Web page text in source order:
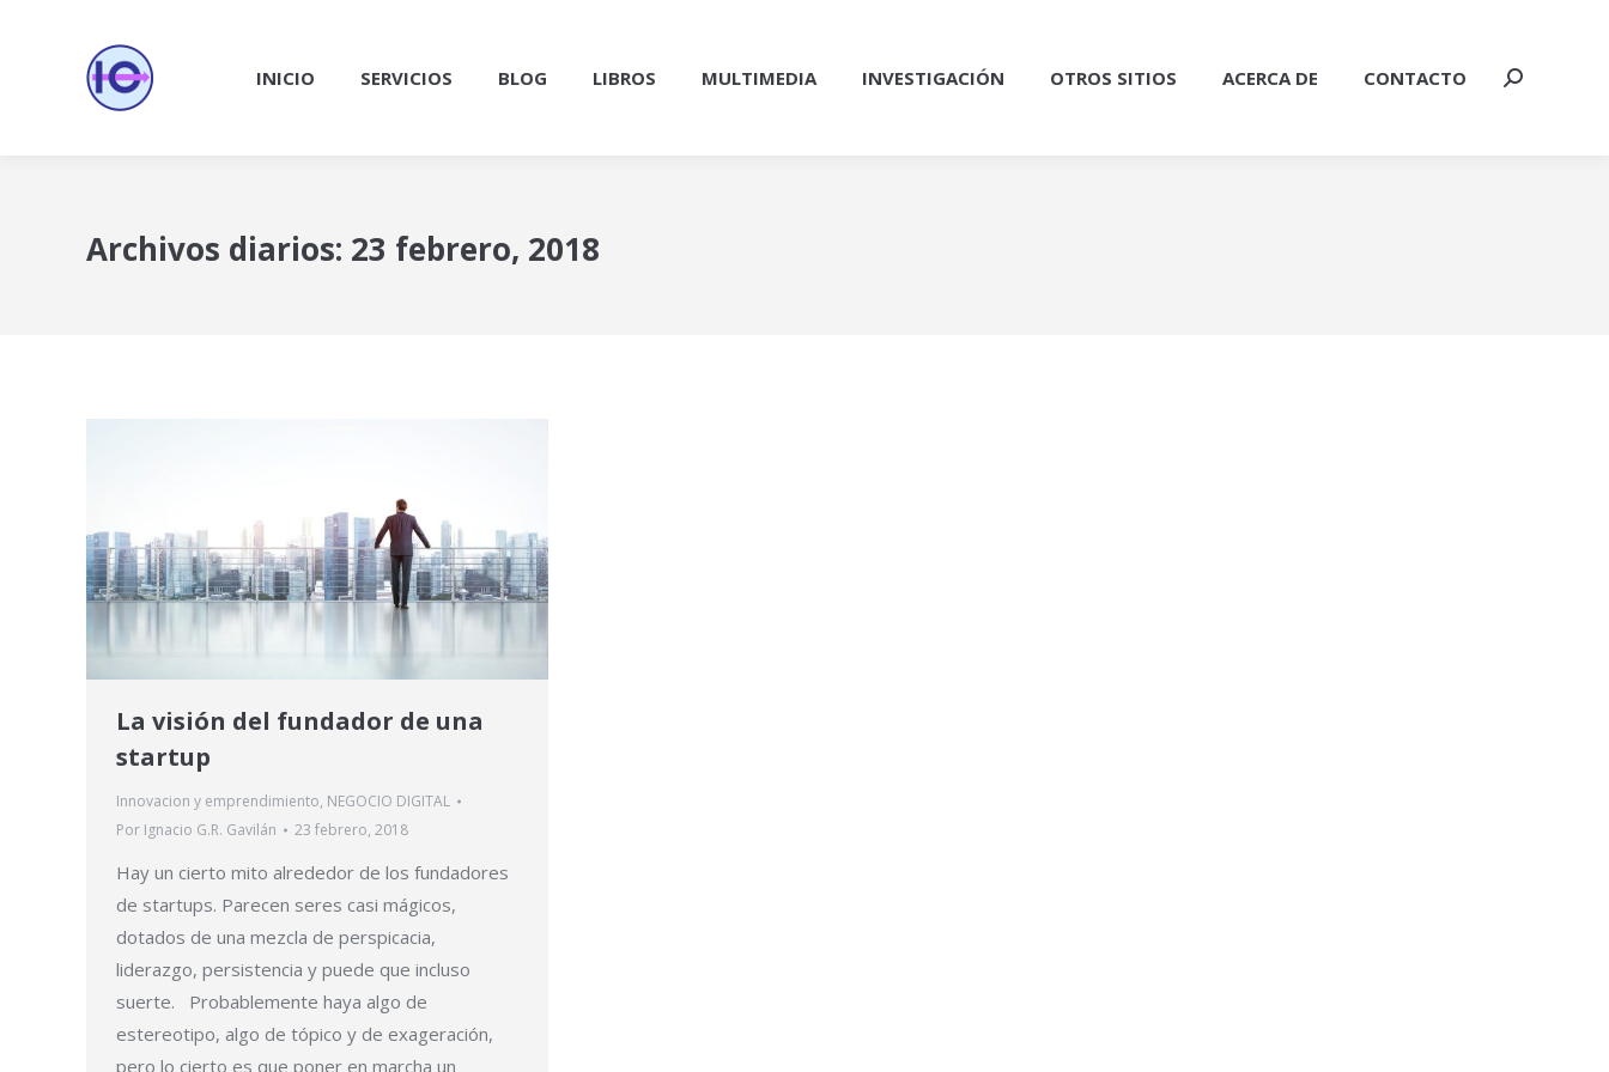
INICIO SERVICIOS BLOG LIBROS MULTIMEDIA INVESTIGACIÓN OTROS SITIOS ACERCA DE CONTACTO Buscar:
Archivos diarios: 23 febrero, 2018
La visión del fundador de una
startup
Innovacion y emprendimiento, NEGOCIO DIGITAL
Por Ignacio G.R. Gavilán 23 febrero, 2018
Hay un cierto mito alrededor de los fundadores
de startups. Parecen seres casi mágicos,
dotados de una mezcla de perspicacia,
liderazgo, persistencia y puede que incluso
suerte. Probablemente haya algo de
estereotipo, algo de tópico y de exageración,
pero lo cierto es que poner en marcha un